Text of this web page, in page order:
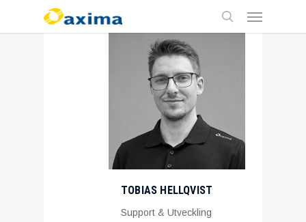
search
Menu
TOBIAS HELLQVIST
Support & Utveckling